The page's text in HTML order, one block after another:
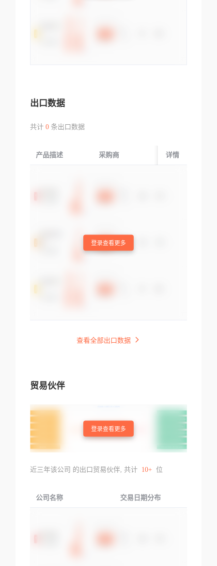
出口数据
共计 0条出口数据
产品描述 采购商 起运国/地区
详情
登录查看更多
查看全部出口数据
贸易伙伴
登录查看更多
近三年该公司 的出口贸易伙伴, 共计 10+ 位
公司名称 交易日期分布